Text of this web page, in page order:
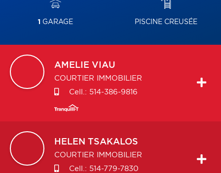
1 GARAGE PISCINE CREUSÉE
AMELIE VIAU
COURTIER IMMOBILIER
Cell.: 514-386-9816
HELEN TSAKALOS
COURTIER IMMOBILIER
Cell.: 514-779-7830